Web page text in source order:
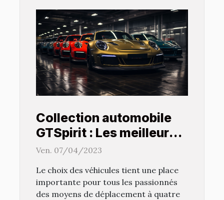
Collection automobile
GTSpirit : Les meilleures
marques et modèles de
Ven. 07/04/2023
Le choix des véhicules tient une place
importante pour tous les passionnés
des moyens de déplacement à quatre